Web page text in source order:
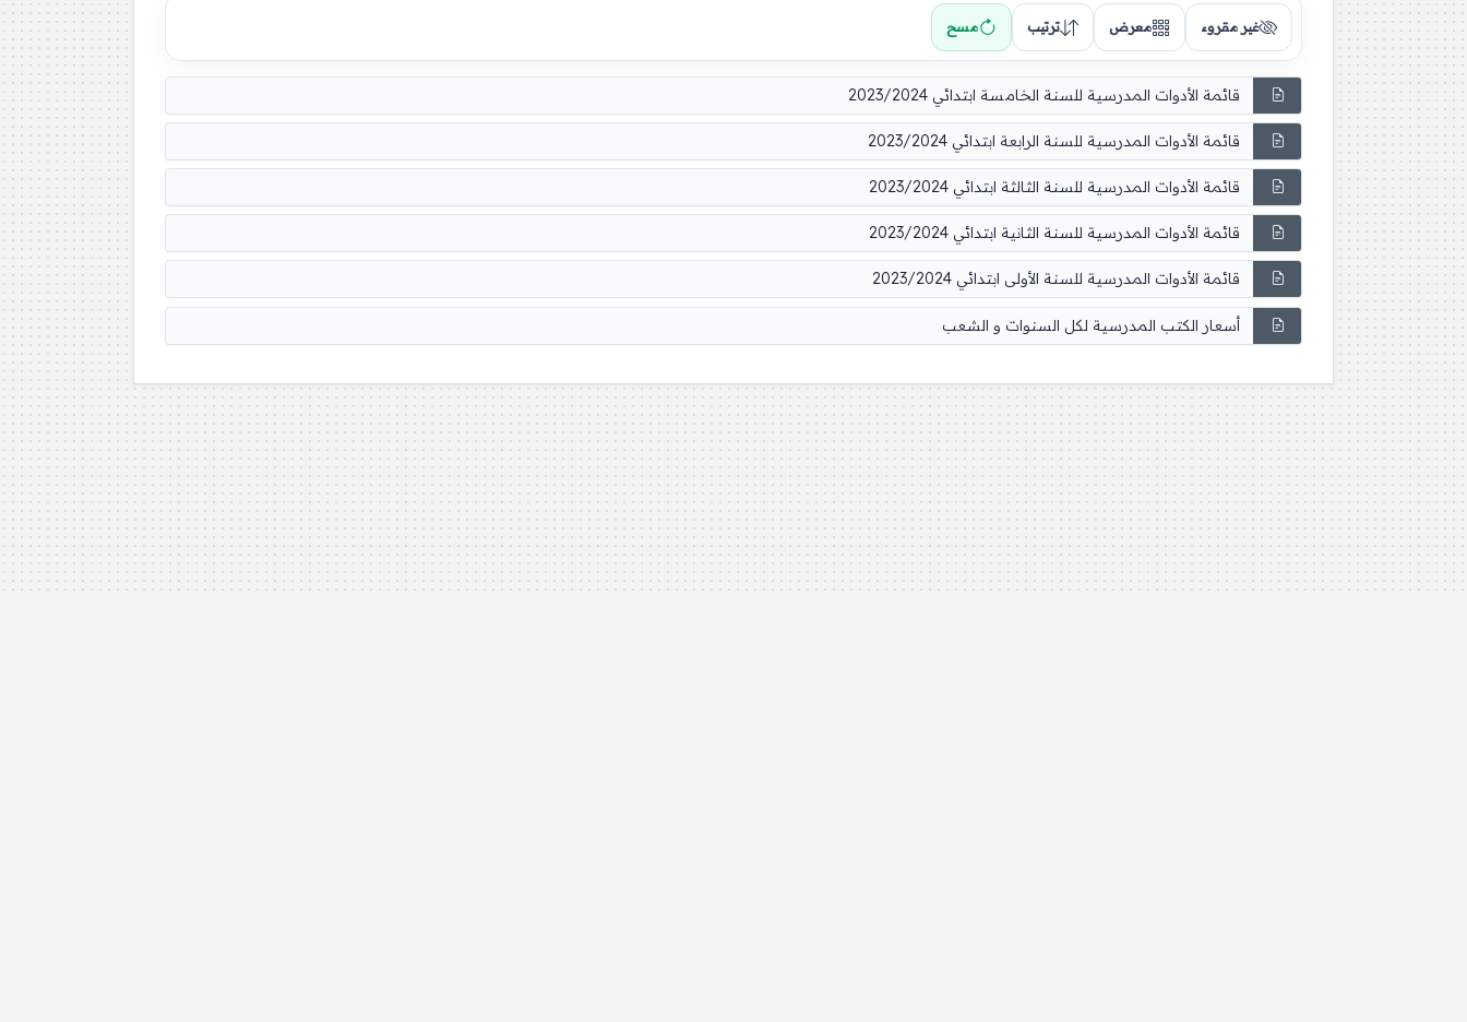
غير مقروء معرض ترتيب مسح
قائمة الأدوات المدرسية للسنة الخامسة ابتدائي 2023/2024
قائمة الأدوات المدرسية للسنة الرابعة ابتدائي 2023/2024
قائمة الأدوات المدرسية للسنة الثالثة ابتدائي 2023/2024
قائمة الأدوات المدرسية للسنة الثانية ابتدائي 2023/2024
قائمة الأدوات المدرسية للسنة الأولى ابتدائي 2023/2024
أسعار الكتب المدرسية لكل السنوات و الشعب